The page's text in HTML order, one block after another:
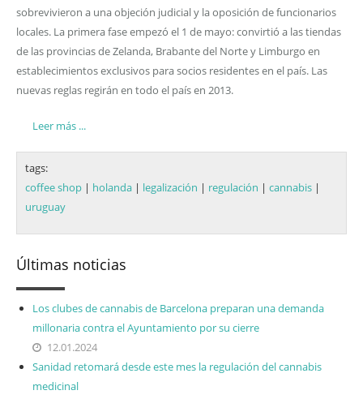
sobrevivieron a una objeción judicial y la oposición de funcionarios
locales. La primera fase empezó el 1 de mayo: convirtió a las tiendas
de las provincias de Zelanda, Brabante del Norte y Limburgo en
establecimientos exclusivos para socios residentes en el país. Las
nuevas reglas regirán en todo el país en 2013.
Leer más ...
tags:
coffee shop | holanda | legalización | regulación | cannabis |
uruguay
Últimas noticias
Los clubes de cannabis de Barcelona preparan una demanda
millonaria contra el Ayuntamiento por su cierre
12.01.2024
Sanidad retomará desde este mes la regulación del cannabis
medicinal